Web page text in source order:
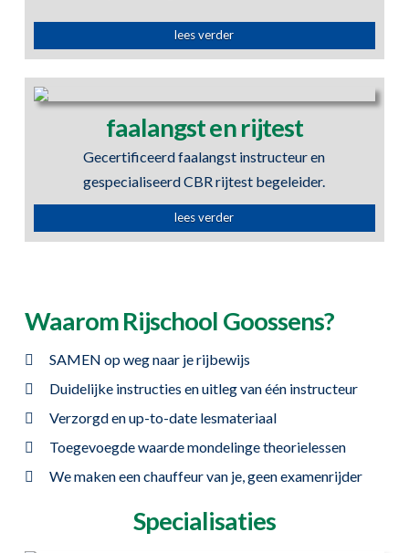
lees verder
faalangst en rijtest
Gecertificeerd faalangst instructeur en
gespecialiseerd CBR rijtest begeleider.
lees verder
Waarom Rijschool Goossens?
SAMEN op weg naar je rijbewijs
Duidelijke instructies en uitleg van één instructeur
Verzorgd en up-to-date lesmateriaal
Toegevoegde waarde mondelinge theorielessen
We maken een chauffeur van je, geen examenrijder
Specialisaties